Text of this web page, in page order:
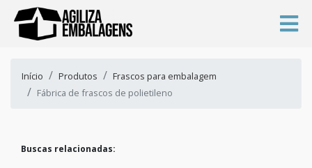
Início Produtos
Frascos para embalagem
Fábrica de frascos de polietileno
Buscas relacionadas: